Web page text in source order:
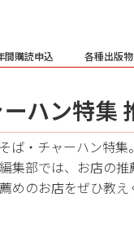
間購読申込 各種出版物
ハン特集
ば・チャーハン特
集部では、お店の
めのお店をぜひ教